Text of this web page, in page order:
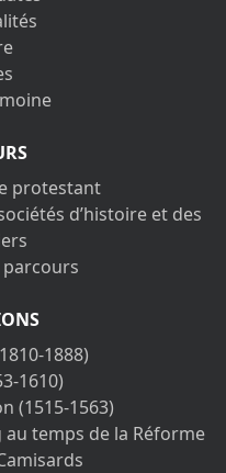
protestant
d’histoire et des
1888)
1610)
(1515-1563)
temps de la Réforme